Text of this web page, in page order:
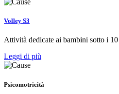
Volley S3
Attività dedicate ai bambini sotto i
Leggi di più
Psicomotricità